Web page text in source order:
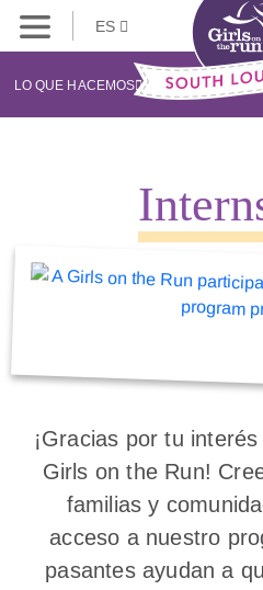
ES
LO QUE HACEMOS
¡Gracias por tu
Girls on the Run!
familias y
acceso a nuestro
pasantes ayudan a